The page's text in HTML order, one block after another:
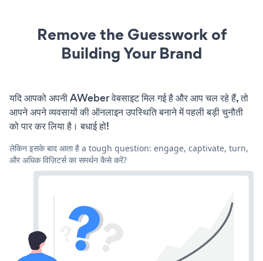
Remove the Guesswork of
Building Your Brand
यदि आपको अपनी AWeber वेबसाइट मिल गई है और आप चल रहे हैं, तो
आपने अपने व्यवसायों की ऑनलाइन उपस्थिति बनाने में पहली बड़ी चुनौती
को पार कर लिया है। बधाई हो!
लेकिन इसके बाद आता है a tough question: engage, captivate, turn,
और अधिक विज़िटर्स का समर्थन कैसे करें?